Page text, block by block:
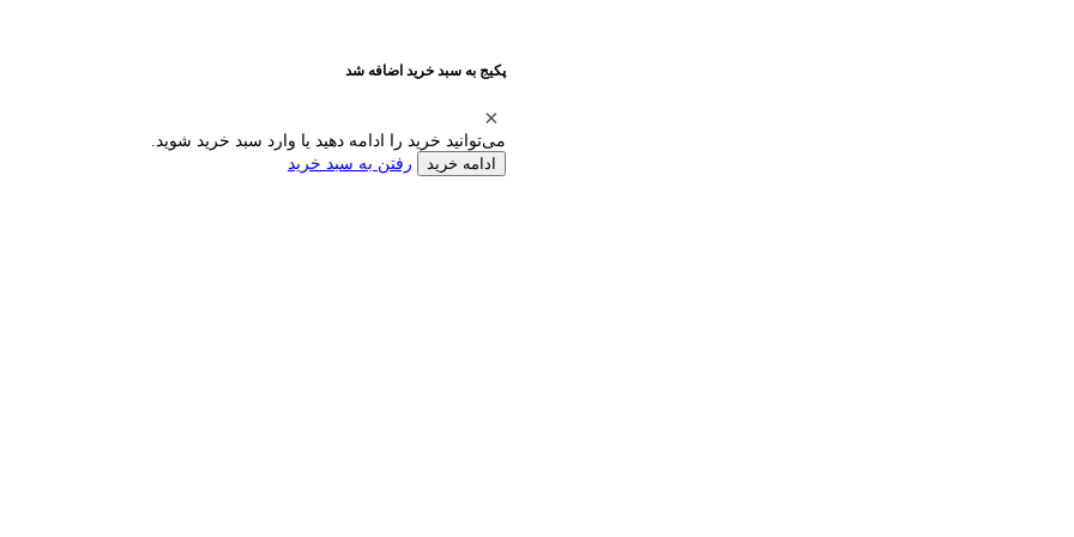
پکیج به سبد خرید اضافه شد
می‌توانید خرید را ادامه دهید یا وارد سبد خرید شوید.
ادامه خرید رفتن به سبد خرید